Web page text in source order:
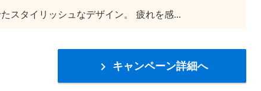
スタイリッシュなデザイン。 疲れを感...
 キャンペーン詳細へ